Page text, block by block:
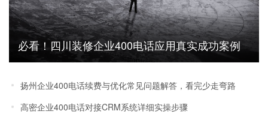
必看！四川装修企业400电话应用真实成功案例
效果分享
扬州企业400电话续费与优化常见问题解答，看完少走弯路
高密企业400电话对接CRM系统详细实操步骤